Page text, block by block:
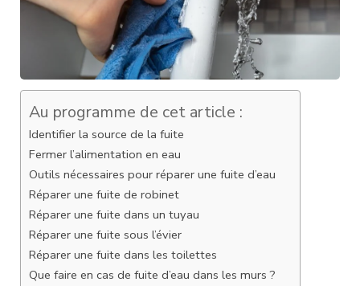
Au programme de cet article :
Identifier la source de la fuite
Fermer l’alimentation en eau
Outils nécessaires pour réparer une fuite d’eau
Réparer une fuite de robinet
Réparer une fuite dans un tuyau
Réparer une fuite sous l’évier
Réparer une fuite dans les toilettes
Que faire en cas de fuite d’eau dans les murs ?